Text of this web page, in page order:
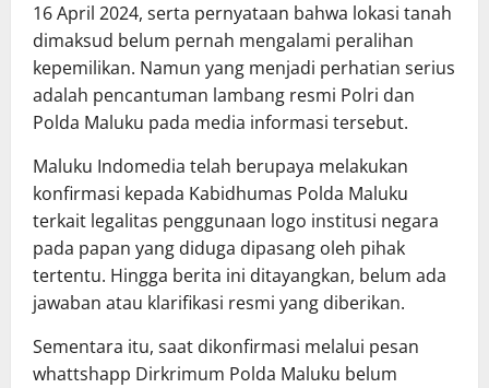
16 April 2024, serta pernyataan bahwa lokasi tanah
dimaksud belum pernah mengalami peralihan
kepemilikan. Namun yang menjadi perhatian serius
adalah pencantuman lambang resmi Polri dan
Polda Maluku pada media informasi tersebut.
Maluku Indomedia telah berupaya melakukan
konfirmasi kepada Kabidhumas Polda Maluku
terkait legalitas penggunaan logo institusi negara
pada papan yang diduga dipasang oleh pihak
tertentu. Hingga berita ini ditayangkan, belum ada
jawaban atau klarifikasi resmi yang diberikan.
Sementara itu, saat dikonfirmasi melalui pesan
whattshapp Dirkrimum Polda Maluku belum